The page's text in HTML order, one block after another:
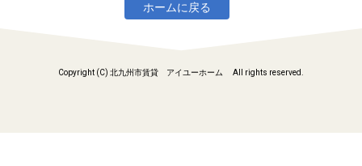
ホームに戻る
Copyright (C) 北九州市賃貸 アイユーホーム All rights reserved.